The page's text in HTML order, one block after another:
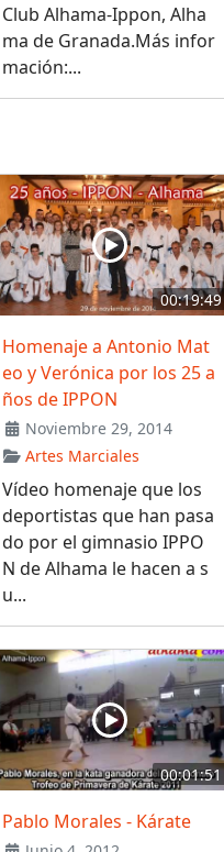
Club Alhama-Ippon, Alha
ma de Granada.Más infor
mación:...
00:19:49
Homenaje a Antonio Mat
eo y Verónica por los 25 a
ños de IPPON
Noviembre 29, 2014
Artes Marciales
Vídeo homenaje que los
deportistas que han pasa
do por el gimnasio IPPO
N de Alhama le hacen a s
u...
00:01:51
Pablo Morales - Kárate